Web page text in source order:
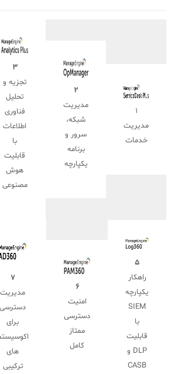
۱
مدیریت
خدمات
۲
مدیریت
شبکه،
سرور و
برنامه
یکپارچه
۳
تجزیه و
تحلیل
فناوری
اطلاعات
با
قابلیت
هوش
مصنوعی
۵
راهکار
یکپارچه
SIEM
با
قابلیت
DLP و
CASB
۶
امنیت
دسترسی
ممتاز
کامل
۷
مدیریت
دسترسی
برای
های
ترکیبی